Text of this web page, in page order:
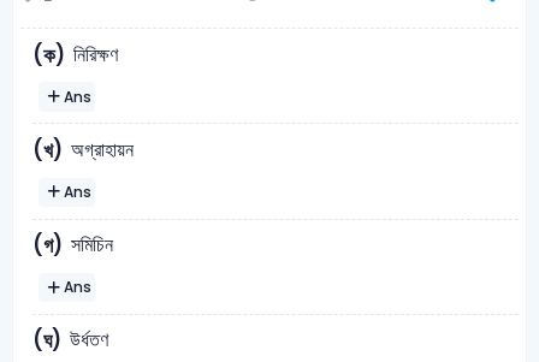
(ক) নিরিক্ষণ
Ans
(খ) অগ্রাহায়ন
Ans
(গ) সমিচিন
Ans
(ঘ) উর্ধতণ